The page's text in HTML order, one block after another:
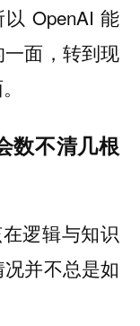
OpenAI 能
面，转到现
数不清几根
逻辑与知识
并不总是如